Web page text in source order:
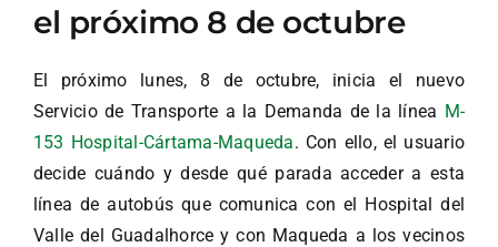
el próximo 8 de octubre
El próximo lunes, 8 de octubre, inicia el nuevo
Servicio de Transporte a la Demanda de la línea M-
153 Hospital-Cártama-Maqueda. Con ello, el usuario
decide cuándo y desde qué parada acceder a esta
línea de autobús que comunica con el Hospital del
Valle del Guadalhorce y con Maqueda a los vecinos